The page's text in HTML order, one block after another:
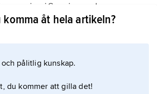
region i Spanien, och
heter Palma de Mallorca. Öarna
och Menorca. Till de västliga
och spanska.
komma åt hela artikeln?
pålitlig kunskap.
du kommer att gilla det!